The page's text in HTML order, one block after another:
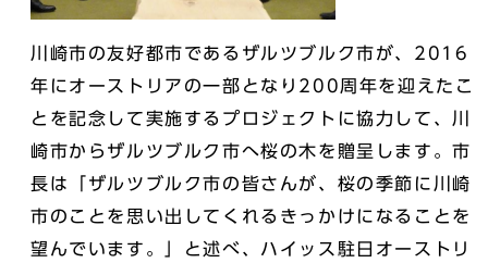
川崎市の友好都市であるザルツブルク市が、2016
年にオーストリアの一部となり200周年を迎えたこ
とを記念して実施するプロジェクトに協力して、川
崎市からザルツブルク市へ桜の木を贈呈します。市
長は「ザルツブルク市の皆さんが、桜の季節に川崎
市のことを思い出してくれるきっかけになることを
望んでいます。」と述べ、ハイッス駐日オーストリ